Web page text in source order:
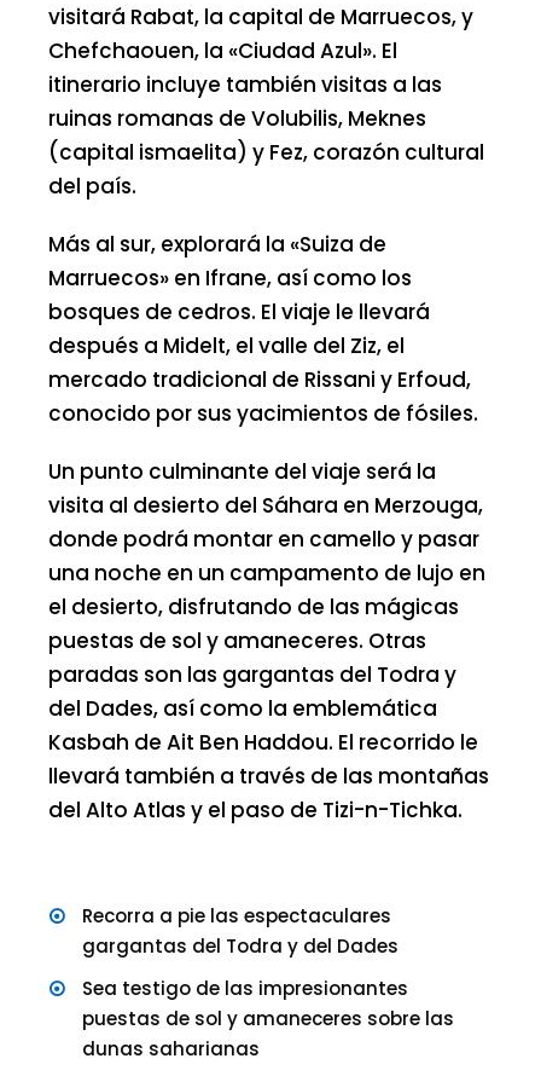
visitará Rabat, la capital de Marruecos, y
Chefchaouen, la «Ciudad Azul». El
itinerario incluye también visitas a las
ruinas romanas de Volubilis, Meknes
(capital ismaelita) y Fez, corazón cultural
del país.
Más al sur, explorará la «Suiza de
Marruecos» en Ifrane, así como los
bosques de cedros. El viaje le llevará
después a Midelt, el valle del Ziz, el
mercado tradicional de Rissani y Erfoud,
conocido por sus yacimientos de fósiles.
Un punto culminante del viaje será la
visita al desierto del Sáhara en Merzouga,
donde podrá montar en camello y pasar
una noche en un campamento de lujo en
el desierto, disfrutando de las mágicas
puestas de sol y amaneceres. Otras
paradas son las gargantas del Todra y
del Dades, así como la emblemática
Kasbah de Ait Ben Haddou. El recorrido le
llevará también a través de las montañas
del Alto Atlas y el paso de Tizi-n-Tichka.
Recorra a pie las espectaculares
gargantas del Todra y del Dades
Sea testigo de las impresionantes
puestas de sol y amaneceres sobre las
dunas saharianas